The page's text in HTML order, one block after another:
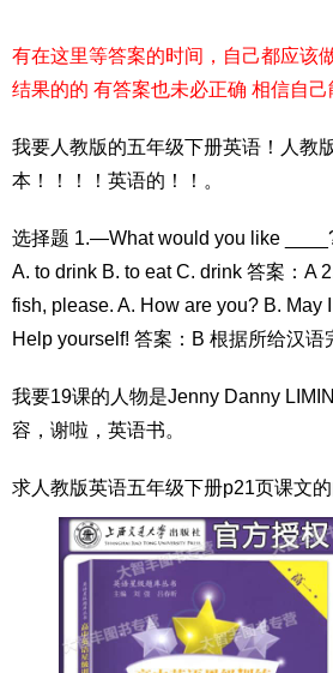
有在这里等答案的时间，自己都应该
结果的的 有答案也未必正确 相信自己
我要人教版的五年级下册英语！人教
本！！！！英语的！！。
选择题 1.—What would you like
A. to drink B. to eat C. drink 答案：
fish, please. A. How are you? B. May
Help yourself! 答案：B 根据所给汉语
我要19课的人物是Jenny Danny
容，谢啦，英语书。
求人教版英语五年级下册p21页课文